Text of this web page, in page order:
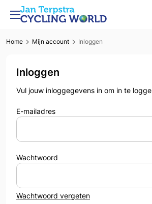
Home Mijn account Inloggen
Inloggen
Vul jouw inloggegevens in om in te
E-mailadres
Wachtwoord
Wachtwoord vergeten